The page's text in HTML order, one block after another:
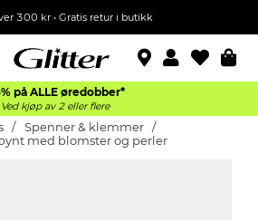
300 kr • Gratis retur i butikk
på ALLE øredobber*
Ved kjøp av 2 eller flere
Spenner & klemmer
med blomster og perler